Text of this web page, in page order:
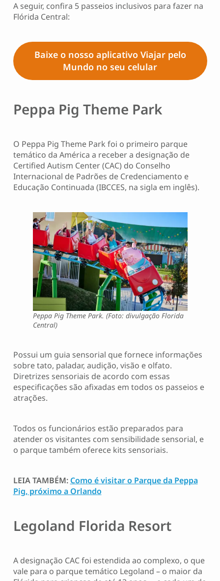
A seguir, confira 5 passeios inclusivos para fazer na
Flórida Central:
Baixe o nosso aplicativo Viajar pelo
Mundo no seu celular
Peppa Pig Theme Park
O Peppa Pig Theme Park foi o primeiro parque
temático da América a receber a designação de
Certified Autism Center (CAC) do Conselho
Internacional de Padrões de Credenciamento e
Educação Continuada (IBCCES, na sigla em inglês).
Peppa Pig Theme Park. (Foto: divulgação Florida
Central)
Possui um guia sensorial que fornece informações
sobre tato, paladar, audição, visão e olfato.
Diretrizes sensoriais de acordo com essas
especificações são afixadas em todos os passeios e
atrações.
Todos os funcionários estão preparados para
atender os visitantes com sensibilidade sensorial, e
o parque também oferece kits sensoriais.
LEIA TAMBÉM: Como é visitar o Parque da Peppa
Pig, próximo a Orlando
Legoland Florida Resort
A designação CAC foi estendida ao complexo, o que
vale para o parque temático Legoland – o maior da